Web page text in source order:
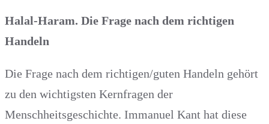
Halal-Haram. Die Frage nach dem richtigen
Handeln
Die Frage nach dem richtigen/guten Handeln gehört
zu den wichtigsten Kernfragen der
Menschheitsgeschichte. Immanuel Kant hat diese